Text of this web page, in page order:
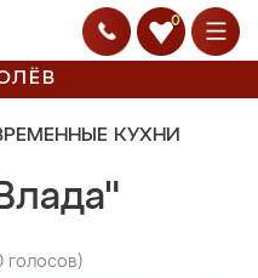
0
КУХНИ
голосов)